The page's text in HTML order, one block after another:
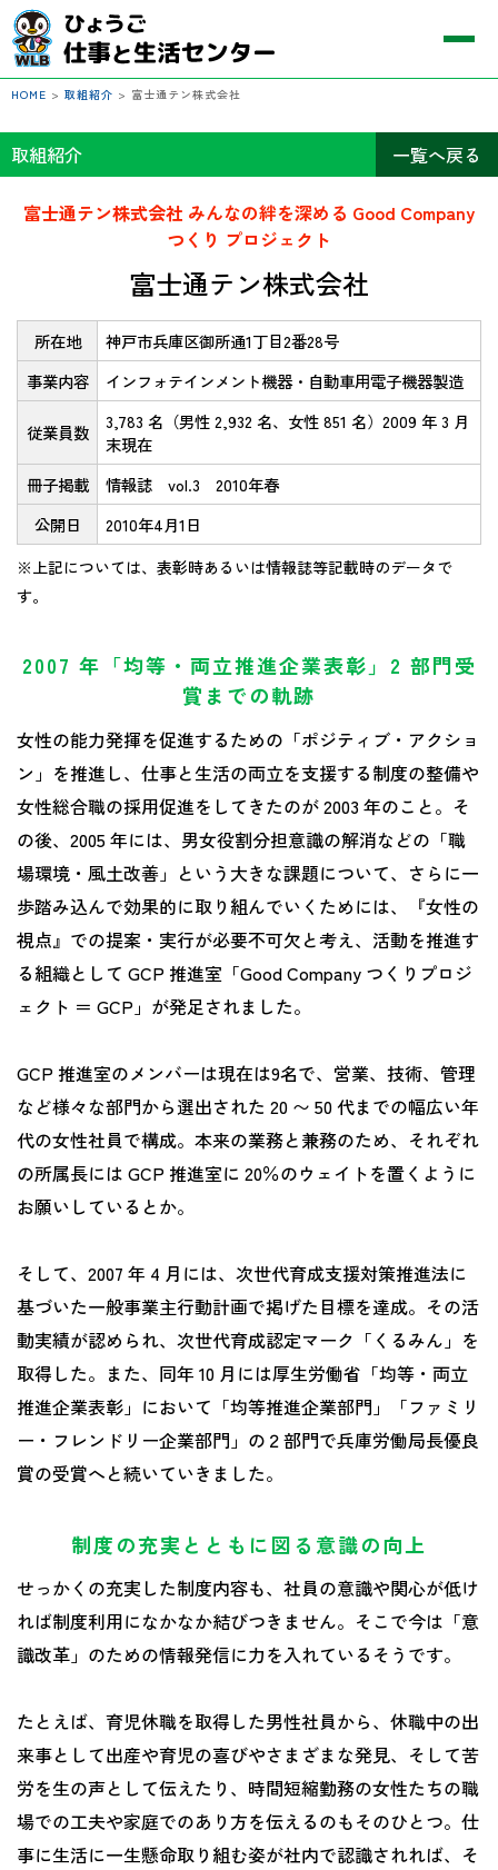
HOME > 取組紹介 > 富士通テン株式会社
取組紹介 一覧へ戻る
富士通テン株式会社 みんなの絆を深める Good Company
つくり プロジェクト
富士通テン株式会社
所在地
神戸市兵庫区御所通1丁目2番28号
事業内容
インフォテインメント機器・自動車用電子機器製造
従業員数
3,783 名（男性 2,932 名、女性 851 名）2009 年 3 月
末現在
冊子掲載
情報誌 vol.3 2010年春
公開日
2010年4月1日
※上記については、表彰時あるいは情報誌等記載時のデータで
す。
2007 年「均等・両立推進企業表彰」2 部門受
賞までの軌跡
女性の能力発揮を促進するための「ポジティブ・アクショ
ン」を推進し、仕事と生活の両立を支援する制度の整備や
女性総合職の採用促進をしてきたのが 2003 年のこと。そ
の後、2005 年には、男女役割分担意識の解消などの「職
場環境・風土改善」という大きな課題について、さらに一
歩踏み込んで効果的に取り組んでいくためには、『女性の
視点』での提案・実行が必要不可欠と考え、活動を推進す
る組織として GCP 推進室「Good Company つくりプロジ
ェクト ＝ GCP」が発足されました。
GCP 推進室のメンバーは現在は9名で、営業、技術、管理
など様々な部門から選出された 20 〜 50 代までの幅広い年
代の女性社員で構成。本来の業務と兼務のため、それぞれ
の所属長には GCP 推進室に 20％のウェイトを置くように
お願いしているとか。
そして、2007 年 4 月には、次世代育成支援対策推進法に
基づいた一般事業主行動計画で掲げた目標を達成。その活
動実績が認められ、次世代育成認定マーク「くるみん」を
取得した。また、同年 10 月には厚生労働省「均等・両立
推進企業表彰」において「均等推進企業部門」「ファミリ
ー・フレンドリー企業部門」の２部門で兵庫労働局長優良
賞の受賞へと続いていきました。
制度の充実とともに図る意識の向上
せっかくの充実した制度内容も、社員の意識や関心が低け
れば制度利用になかなか結びつきません。そこで今は「意
識改革」のための情報発信に力を入れているそうです。
たとえば、育児休職を取得した男性社員から、休職中の出
来事として出産や育児の喜びやさまざまな発見、そして苦
労を生の声として伝えたり、時間短縮勤務の女性たちの職
場での工夫や家庭でのあり方を伝えるのもそのひとつ。仕
事に生活に一生懸命取り組む姿が社内で認識されれば、そ